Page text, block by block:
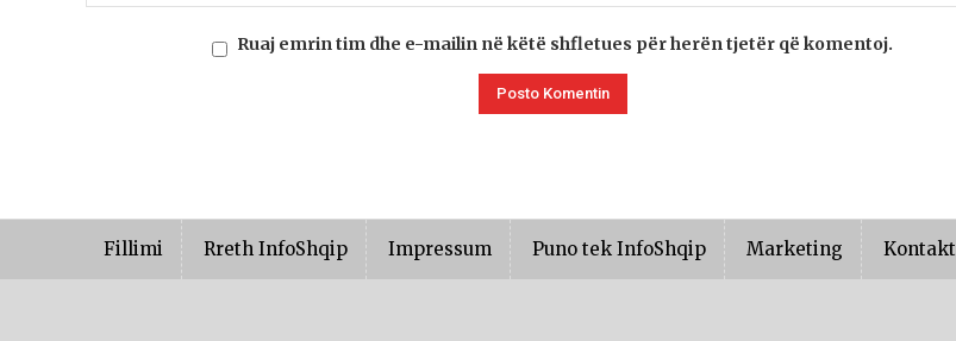
Ruaj emrin tim dhe e-mailin në këtë shfletues për herën tjetër që komentoj.
Fillimi Rreth InfoShqip Impressum Puno tek InfoShqip Marketing Kontakt